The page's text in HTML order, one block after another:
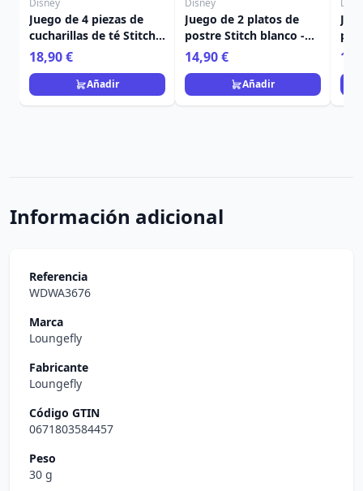
Disney
Juego de 4 piezas de
cucharillas de té Stitch -
Egan Disney Home
18,90 €
Añadir
Disney
Juego de 2 platos de
postre Stitch blanco -
Egan Disney Home
14,90 €
Añadir
Información adicional
Referencia
WDWA3676
Marca
Loungefly
Fabricante
Loungefly
Código GTIN
0671803584457
Peso
30 g